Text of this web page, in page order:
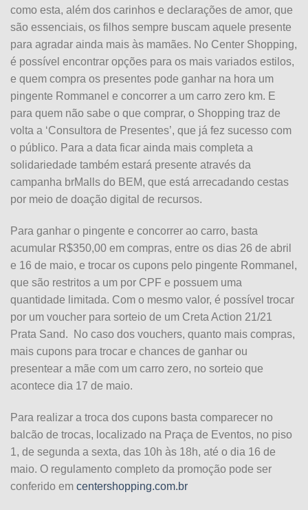
como esta, além dos carinhos e declarações de amor, que
são essenciais, os filhos sempre buscam aquele presente
para agradar ainda mais às mamães. No Center Shopping,
é possível encontrar opções para os mais variados estilos,
e quem compra os presentes pode ganhar na hora um
pingente Rommanel e concorrer a um carro zero km. E
para quem não sabe o que comprar, o Shopping traz de
volta a ‘Consultora de Presentes’, que já fez sucesso com
o público. Para a data ficar ainda mais completa a
solidariedade também estará presente através da
campanha brMalls do BEM, que está arrecadando cestas
por meio de doação digital de recursos.
Para ganhar o pingente e concorrer ao carro, basta
acumular R$350,00 em compras, entre os dias 26 de abril
e 16 de maio, e trocar os cupons pelo pingente Rommanel,
que são restritos a um por CPF e possuem uma
quantidade limitada. Com o mesmo valor, é possível trocar
por um voucher para sorteio de um Creta Action 21/21
Prata Sand. No caso dos vouchers, quanto mais compras,
mais cupons para trocar e chances de ganhar ou
presentear a mãe com um carro zero, no sorteio que
acontece dia 17 de maio.
Para realizar a troca dos cupons basta comparecer no
balcão de trocas, localizado na Praça de Eventos, no piso
1, de segunda a sexta, das 10h às 18h, até o dia 16 de
maio. O regulamento completo da promoção pode ser
conferido em centershopping.com.br